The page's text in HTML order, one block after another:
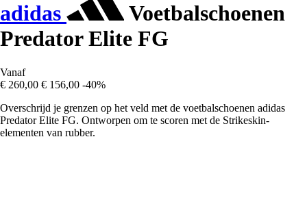
adidas
Voetbalschoenen
Predator Elite FG
Vanaf
€ 260,00 € 156,00 -40%
Overschrijd je grenzen op het veld met de voetbalschoenen adidas
Predator Elite FG. Ontworpen om te scoren met de Strikeskin-
elementen van rubber.